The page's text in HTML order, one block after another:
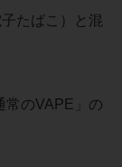
たばこ）と混
常のVAPE」の